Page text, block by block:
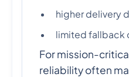
higher delivery
limited fallback
For mission-
reliability often